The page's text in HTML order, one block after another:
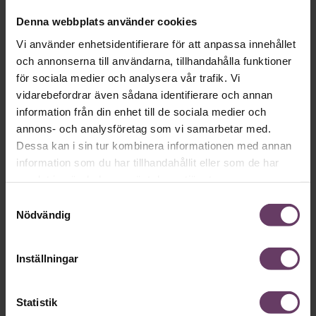
Denna webbplats använder cookies
Vi använder enhetsidentifierare för att anpassa innehållet
och annonserna till användarna, tillhandahålla funktioner
för sociala medier och analysera vår trafik. Vi
vidarebefordrar även sådana identifierare och annan
information från din enhet till de sociala medier och
annons- och analysföretag som vi samarbetar med.
Dessa kan i sin tur kombinera informationen med annan
information som du har tillhandahållit eller som de har
Nödvändig
Inställningar
Statistik
Det blir ingen omförhandling av EU:s
lönetransparensdirektiv. EU-kommissionen nobbar
regeringens begäran, och direktivet börjar gälla 7 juni.
Arbetsrätt
Annonssamarbete: Arbetsrätt